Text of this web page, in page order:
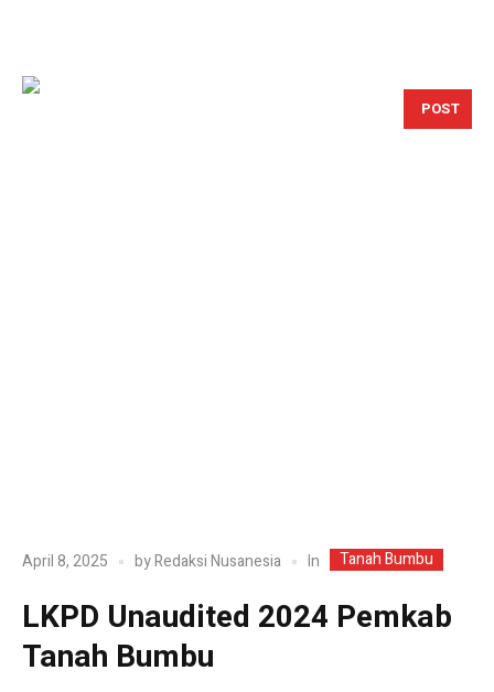
POST
April 8, 2025 byRedaksi Nusanesia In Tanah Bumbu
LKPD Unaudited 2024 Pemkab
Tanah Bumbu